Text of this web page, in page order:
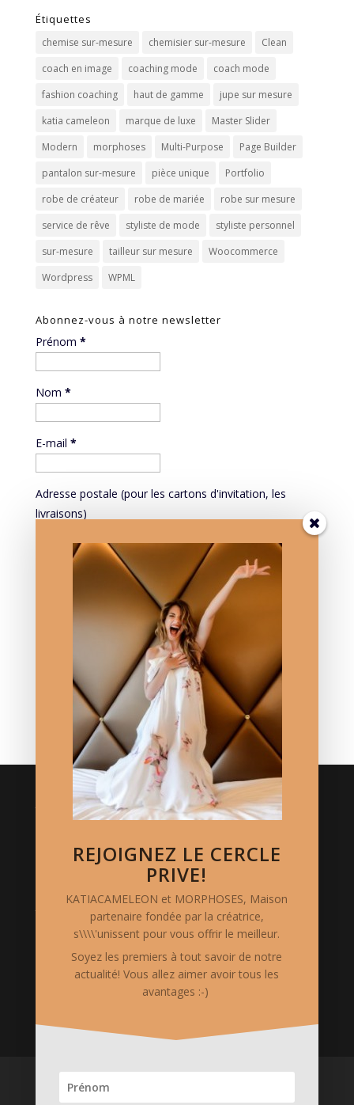
Étiquettes
chemise sur-mesure chemisier sur-mesure
Clean
coach en image
coaching mode
coach mode
fashion coaching
haut de gamme
jupe sur mesure
katia cameleon
marque de luxe
Master Slider
Modern
morphoses Multi-Purpose
Page Builder
pantalon sur-mesure
pièce unique
Portfolio
robe de créateur
robe de mariée
robe sur mesure
service de rêve
styliste de mode
styliste personnel
sur-mesure
tailleur sur mesure
Woocommerce
Wordpress
WPML
Abonnez-vous à notre newsletter
Prénom *
Nom *
E-mail *
Adresse postale (pour les cartons d'invitation, les
livraisons)
Mieux vous connaître pour mieux vous servir:
Mieux vous connaître pour mieux vous servir: DATE DE
Crédits
Logo réalisé par Thierry Mercier/ TMCC.
Stylisme: Katia Cameleon
Mentions Légales
le site www.katia-cameleon.com est hébergé chez
OVH. Il est édité et possédé par "S.A.S. CREAKAT",
siégeant au 5 Rue Auguste Chabrières - 75015 PARIS.
Code APE 1413Z. Siret 75375311000018
REJOIGNEZ LE CERCLE
PRIVE!
KATIACAMELEON et MORPHOSES, Maison
partenaire fondée par la créatrice,
s\\\\'unissent pour vous offrir le meilleur.
Soyez les premiers à tout savoir de notre
actualité! Vous allez aimer avoir tous les
avantages :-)